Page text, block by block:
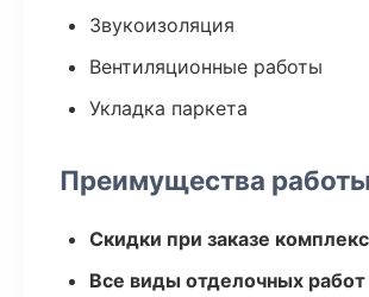
Звукоизоляция
Вентиляционные работы
Укладка паркета
Преимущества
Скидки при заказе
Все виды отделочных